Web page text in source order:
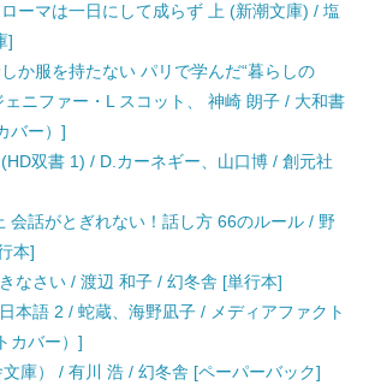
ーマは一日にして成らず 上 (新潮文庫) / 塩
]
か服を持たない パリで学んだ“暮らしの
ェニファー・L スコット、 神崎 朗子 / 大和書
バー）]
双書 1) / D.カーネギー、山口博 / 創元社
会話がとぎれない！話し方 66のルール / 野
本]
なさい / 渡辺 和子 / 幻冬舎 [単行本]
本語 2 / 蛇蔵、海野凪子 / メディアファクト
カバー）]
庫） / 有川 浩 / 幻冬舎 [ペーパーバック]